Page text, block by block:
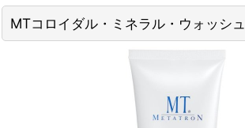
MTコロイダル・ミネラル・ウォッシュ